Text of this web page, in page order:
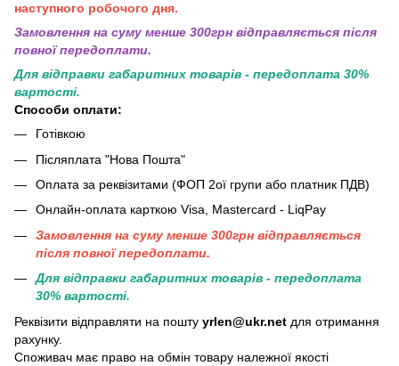
наступного робочого дня.
Замовлення на суму менше 300грн вiдправляється пiсля
повної передоплати.
Для відправки габаритних товарів - передоплата 30%
вартості.
Способи оплати:
Готівкою
Післяплата "Нова Пошта"
Оплата за реквізитами (ФОП 2ої групи або платник ПДВ)
Онлайн-оплата карткою Visa, Mastercard - LiqPay
Замовлення на суму менше 300грн вiдправляється
пiсля повної передоплати.
Для відправки габаритних товарів - передоплата
30% вартості.
Реквізити відправляти на пошту yrlen@ukr.net для отримання
рахунку.
Споживач має право на обмін товару належної якості